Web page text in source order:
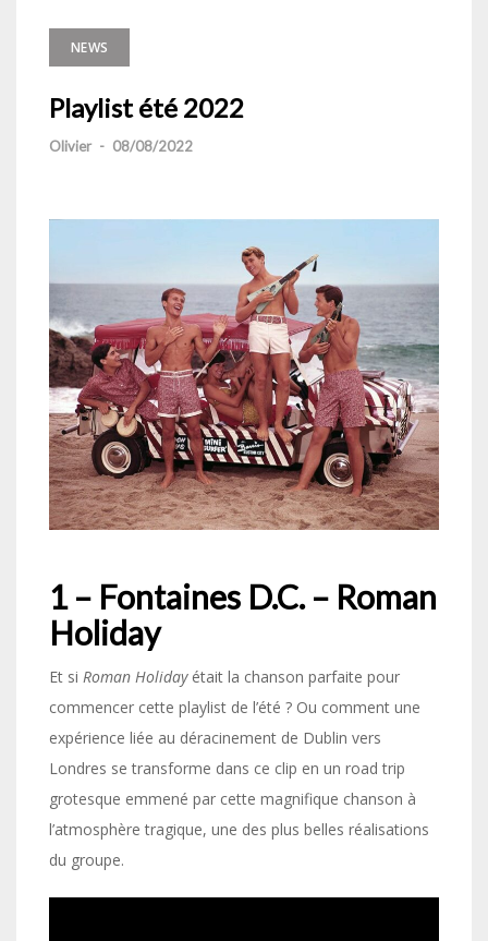
NEWS
Playlist été 2022
Olivier - 08/08/2022
1 – Fontaines D.C. – Roman
Holiday
Et si Roman Holiday était la chanson parfaite pour
commencer cette playlist de l’été ? Ou comment une
expérience liée au déracinement de Dublin vers
Londres se transforme dans ce clip en un road trip
grotesque emmené par cette magnifique chanson à
l’atmosphère tragique, une des plus belles réalisations
du groupe.